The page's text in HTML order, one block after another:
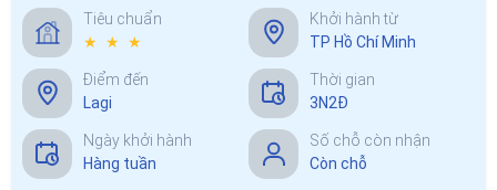
Tiêu chuẩn
★ ★ ★
Khởi hành từ
TP Hồ Chí Minh
Điểm đến
Lagi
Thời gian
3N2Đ
Ngày khởi hành
Hàng tuần
Số chỗ còn nhận
Còn chỗ